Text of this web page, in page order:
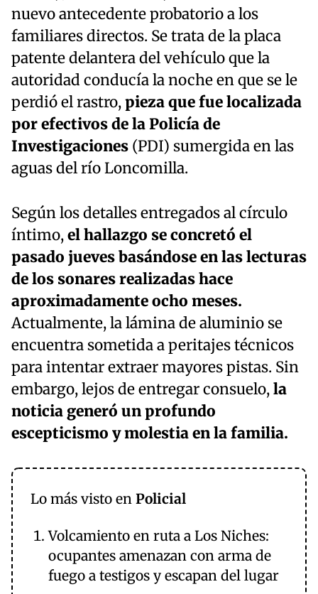
nuevo antecedente probatorio a los
familiares directos. Se trata de la placa
patente delantera del vehículo que la
autoridad conducía la noche en que se le
perdió el rastro,pieza que fue localizada
por efectivos de la Policía de
Investigaciones (PDI) sumergida en las
aguas del río Loncomilla.
Según los detalles entregados al círculo
íntimo,el hallazgo se concretó el
pasado jueves basándose en las lecturas
de los sonares realizadas hace
aproximadamente ocho meses.
Actualmente, la lámina de aluminio se
encuentra sometida a peritajes técnicos
para intentar extraer mayores pistas. Sin
embargo, lejos de entregar consuelo,la
noticia generó un profundo
escepticismo y molestia en la familia.
Lo más visto en Policial
Volcamiento en ruta a Los Niches:
ocupantes amenazan con arma de
fuego a testigos y escapan del lugar